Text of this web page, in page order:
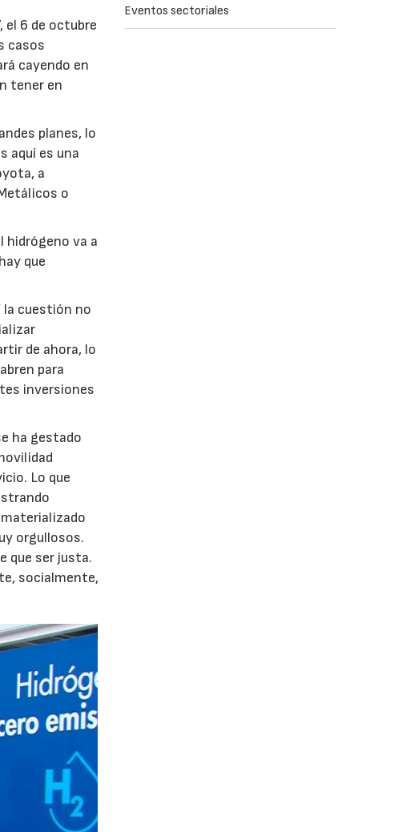
el 6 de octubre
casos
cayendo en
tener en
planes, lo
aquí es una
a
o
hidrógeno va a
que
la cuestión no
de ahora, lo
para
inversiones
ha gestado
Lo que
orgullosos.
que ser justa.
socialmente,
Eventos sectoriales